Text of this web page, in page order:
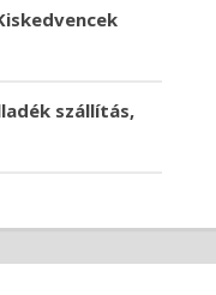
szállítás,